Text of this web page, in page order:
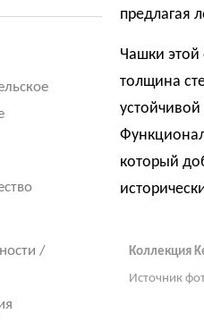
/
предлагая
Чашки этой
толщина
который
Коллекция
Источник